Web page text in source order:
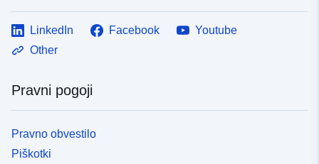
LinkedIn Facebook
Youtube
Other
Pravni pogoji
Pravno obvestilo
Piškotki